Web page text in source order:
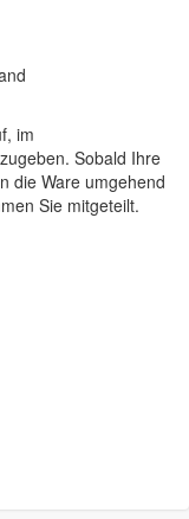
im
Sobald Ihre
die Ware umgehend
Sie mitgeteilt.